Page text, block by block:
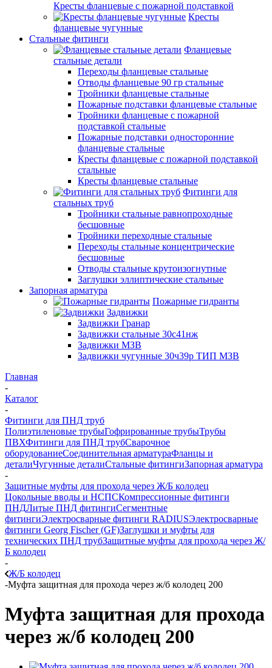
Кресты фланцевые с пожарной подставкой
Кресты
фланцевые чугунные
Стальные фитинги
Фланцевые
стальные детали
Переходы фланцевые стальные
Отводы фланцевые 90 гр стальные
Тройники фланцевые стальные
Пожарные подставки фланцевые стальные
Тройники фланцевые с пожарной
подставкой стальные
Пожарные подставки односторонние
фланцевые стальные
Кресты фланцевые с пожарной подставкой
стальные
Кресты фланцевые стальные
Фитинги для
стальных труб
Тройники стальные равнопроходные
бесшовные
Тройники переходные стальные
Переходы стальные концентрические
бесшовные
Отводы стальные крутоизогнутные
Заглушки эллиптические стальные
Запорная арматура
Пожарные гидранты
Задвижки
Задвижки Гранар
Задвижки стальные 30с41нж
Задвижки МЗВ
Задвижки чугунные 30ч39р ТИП МЗВ
Главная
-
Каталог
-
Фитинги для ПНД труб
Полиэтиленовые трубыГофрированные трубыТрубы
ПВХФитинги для ПНД трубСварочное
оборудованиеСоединительная арматураФланцы и
деталиЧугунные деталиСтальные фитингиЗапорная арматура
-
Защитные муфты для прохода через Ж/Б колодец
Цокольные вводы и НСПСКомпрессионные фитинги
ПНДЛитые ПНД фитингиСегментные
фитингиЭлектросварные фитинги RADIUSЭлектросварные
фитинги Georg Fischer (GF)Заглушки и муфты для
технических ПНД трубЗащитные муфты для прохода через Ж/
Б колодец
-
Ж/Б колодец
-Муфта защитная для прохода через ж/б колодец 200
Муфта защитная для прохода
через ж/б колодец 200